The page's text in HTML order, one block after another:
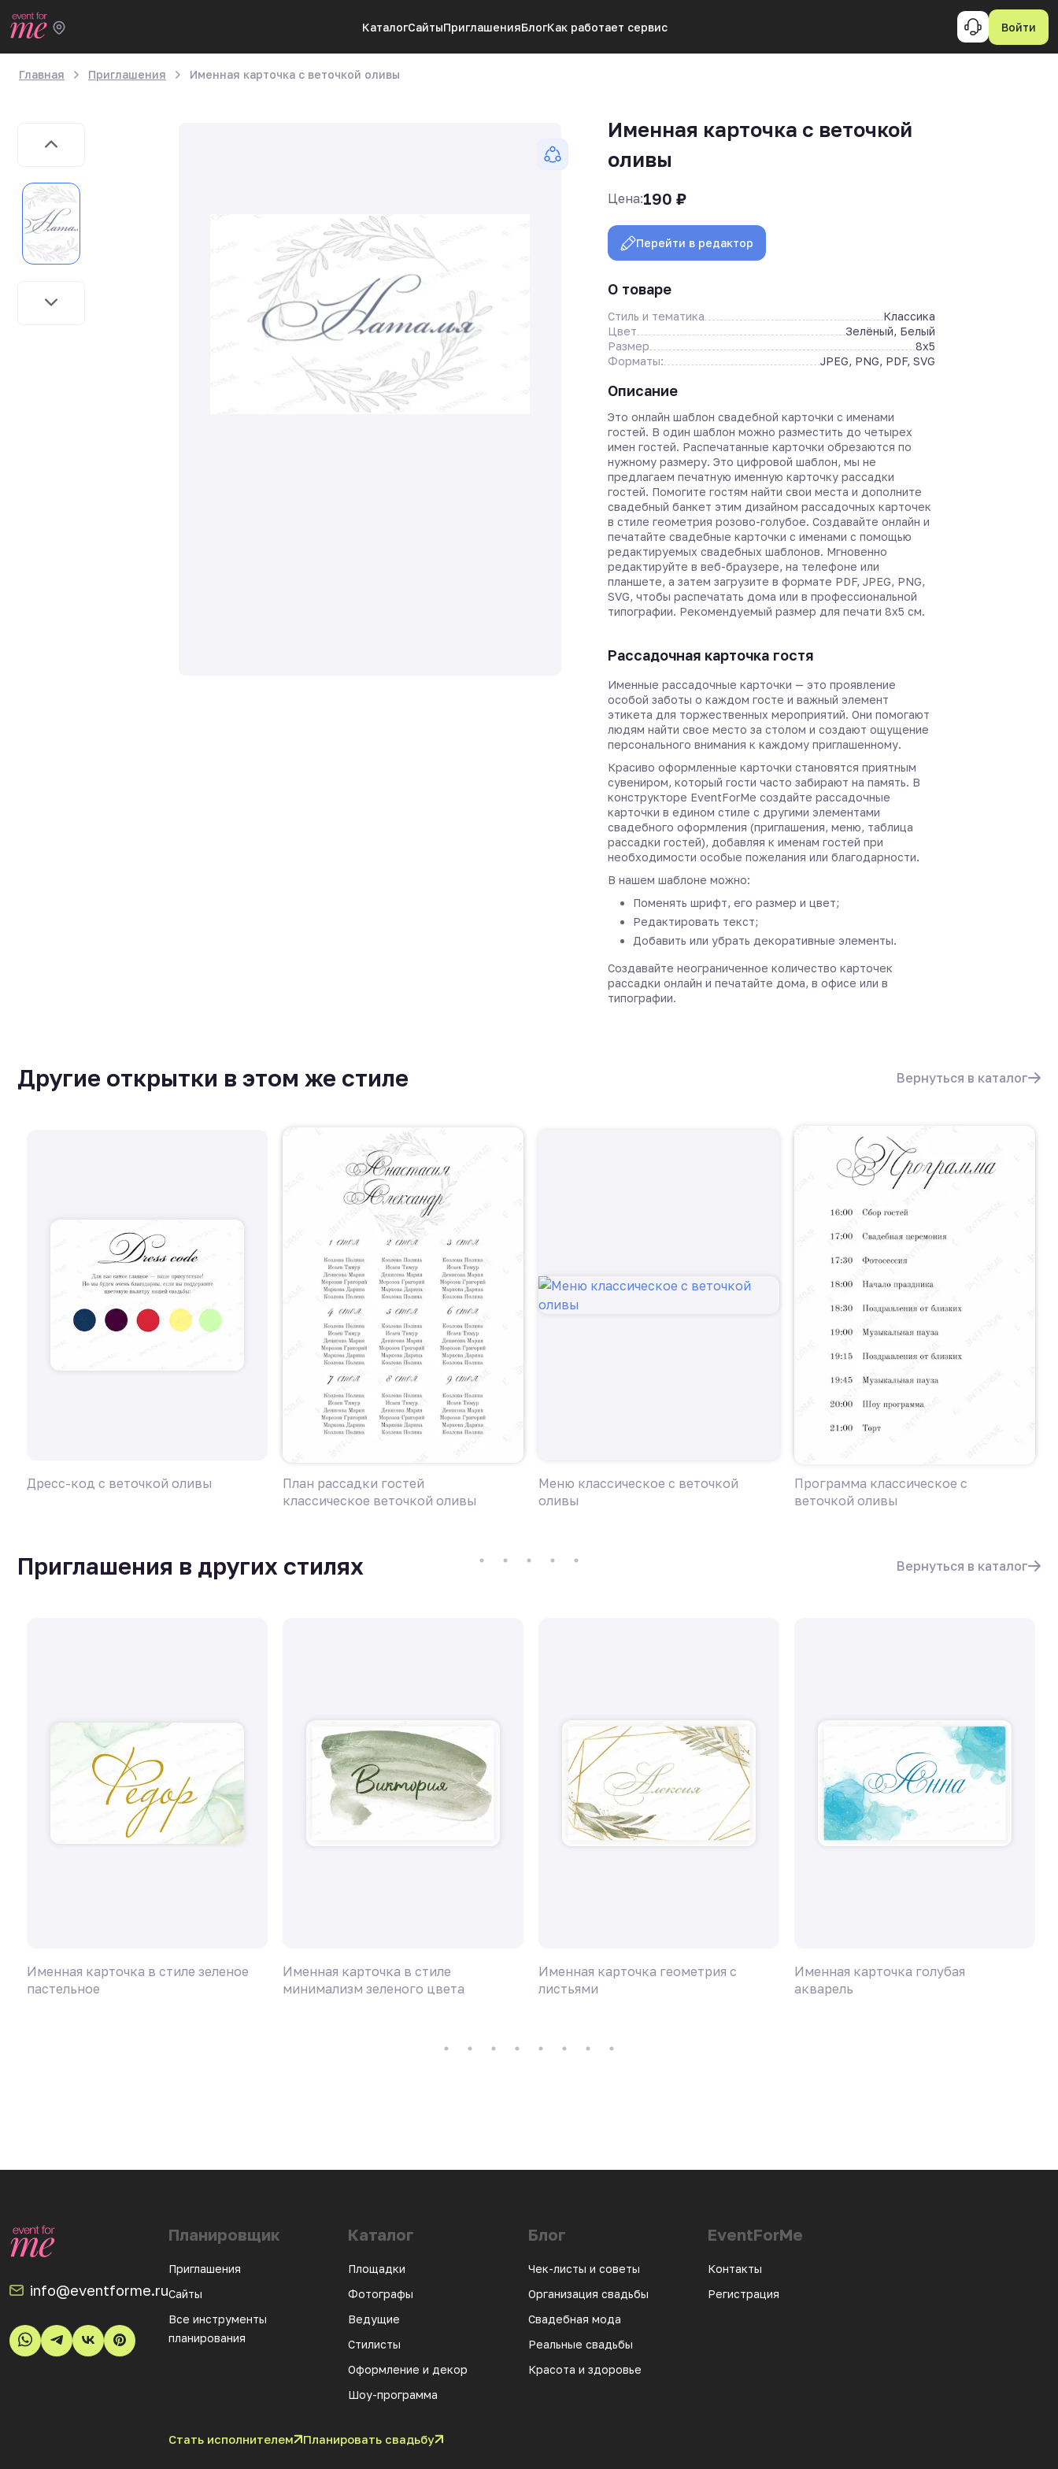
КаталогСайтыПриглашенияБлогКак работает сервис Войти
Главная Приглашения Именная карточка с веточкой оливы
Именная карточка с веточкой
оливы
Цена:190 ₽
Перейти в редактор
Описание
Это онлайн шаблон свадебной карточки с именами
гостей. В один шаблон можно разместить до четырех
имен гостей. Распечатанные карточки обрезаются по
нужному размеру. Это цифровой шаблон, мы не
предлагаем печатную именную карточку рассадки
гостей. Помогите гостям найти свои места и дополните
свадебный банкет этим дизайном рассадочных карточек
в стиле геометрия розово-голубое. Создавайте онлайн и
печатайте свадебные карточки с именами с помощью
редактируемых свадебных шаблонов. Мгновенно
редактируйте в веб-браузере, на телефоне или
планшете, а затем загрузите в формате PDF, JPEG, PNG,
SVG, чтобы распечатать дома или в профессиональной
типографии. Рекомендуемый размер для печати 8х5 см.
Рассадочная карточка гостя
Именные рассадочные карточки — это проявление
особой заботы о каждом госте и важный элемент
этикета для торжественных мероприятий. Они помогают
людям найти свое место за столом и создают ощущение
персонального внимания к каждому приглашенному.
Красиво оформленные карточки становятся приятным
сувениром, который гости часто забирают на память. В
конструкторе EventForMe создайте рассадочные
карточки в едином стиле с другими элементами
свадебного оформления (приглашения, меню, таблица
рассадки гостей), добавляя к именам гостей при
необходимости особые пожелания или благодарности.
В нашем шаблоне можно:
Поменять шрифт, его размер и цвет;
Редактировать текст;
Добавить или убрать декоративные элементы.
Создавайте неограниченное количество карточек
рассадки онлайн и печатайте дома, в офисе или в
типографии.
О товаре
Стиль и тематика
Классика
Цвет
Зелёный, Белый
Размер
8x5
Форматы:
JPEG, PNG, PDF, SVG
Другие открытки в этом же стиле Вернуться в каталог
Дресс-код с веточкой оливы
План рассадки гостей
классическое веточкой оливы
Меню классическое с веточкой
оливы
Программа классическое с
веточкой оливы
Приглашения в других стилях Вернуться в каталог
Именная карточка в стиле зеленое
пастельное
Именная карточка в стиле
минимализм зеленого цвета
Именная карточка геометрия с
листьями
Именная карточка голубая
акварель
info@eventforme.ru
Планировщик
Приглашения
Сайты
Все инструменты
планирования
Каталог
Площадки
Фотографы
Ведущие
Стилисты
Оформление и декор
Шоу-программа
Блог
Чек-листы и советы
Организация свадьбы
Свадебная мода
Реальные свадьбы
Красота и здоровье
EventForMe
Контакты
Регистрация
Стать исполнителем Планировать свадьбу